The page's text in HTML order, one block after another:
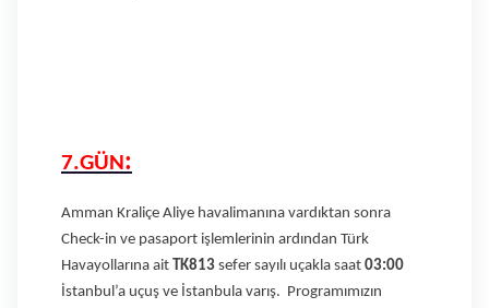
7.GÜN:
Amman Kraliçe Aliye havalimanına vardıktan sonra
Check-in ve pasaport işlemlerinin ardından Türk
Havayollarına ait
TK813 sefer sayılı uçakla saat 03:00
İstanbul’a uçuş ve İstanbula varış. Programımızın